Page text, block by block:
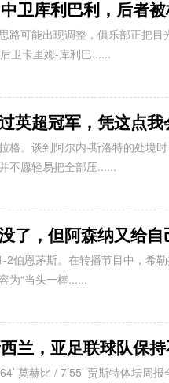
卫库利巴利，后者
路可能出现调整，俱乐部正把目
卫卡里姆-库利巴......
英超冠军，凭这点
格。谈到阿尔内-斯洛特的处境
不愿轻易把全部压......
了，但阿森纳又给自
伯恩茅斯。在转播节目中，希
为“当头一棒......
兰，亚足联球队保
莫赫比 / 7’55’ 贾斯特体坛周